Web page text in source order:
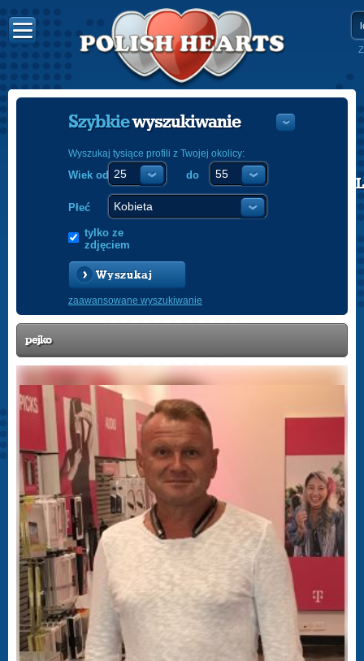
POLISH
Szybkiewyszukiwanie
Wyszukaj tysiące profili z Twojej okolicy:
Wiek od do
Płeć
tylko ze
zdjęciem
Wyszukaj
zaawansowane wyszukiwanie
pejko